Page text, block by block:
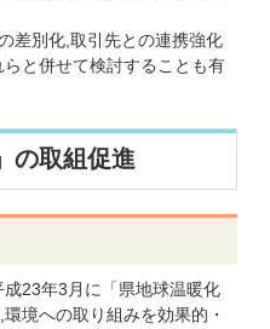
差別化,取引先との連携強化
と併せて検討することも有
の取組促進
23年3月に「県地球温暖化
境への取り組みを効果的・